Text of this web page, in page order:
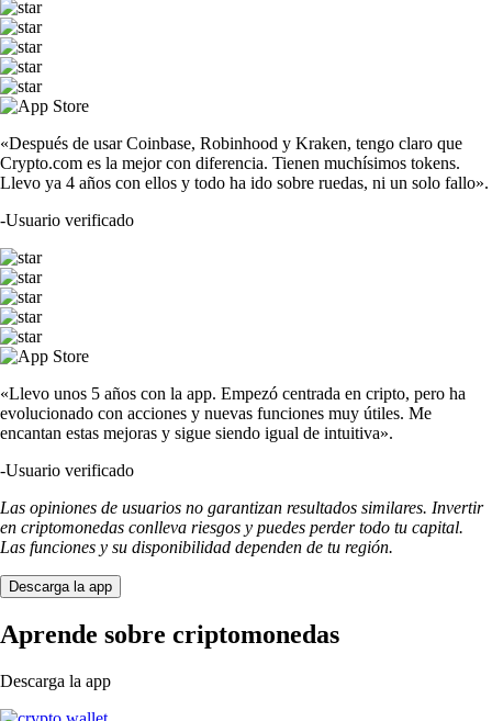
«Después de usar Coinbase, Robinhood y Kraken, tengo claro que
Crypto.com es la mejor con diferencia. Tienen muchísimos tokens.
Llevo ya 4 años con ellos y todo ha ido sobre ruedas, ni un solo fallo».
-Usuario verificado
«Llevo unos 5 años con la app. Empezó centrada en cripto, pero ha
evolucionado con acciones y nuevas funciones muy útiles. Me
encantan estas mejoras y sigue siendo igual de intuitiva».
-Usuario verificado
Las opiniones de usuarios no garantizan resultados similares. Invertir
en criptomonedas conlleva riesgos y puedes perder todo tu capital.
Las funciones y su disponibilidad dependen de tu región.
Descarga la app
Aprende sobre criptomonedas
Descarga la app